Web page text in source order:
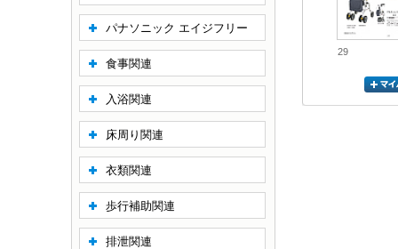
29
パナソニック エイジフリー
食事関連
入浴関連
床周り関連
衣類関連
歩行補助関連
排泄関連